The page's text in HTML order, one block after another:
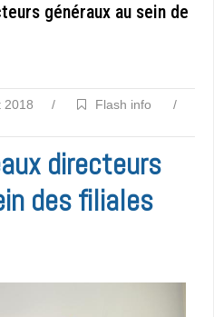
généraux au sein de
2018 / Flash info
/
directeurs
des filiales